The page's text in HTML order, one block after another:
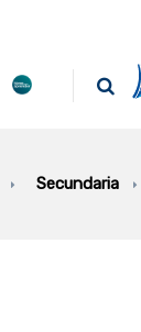
Secundaria